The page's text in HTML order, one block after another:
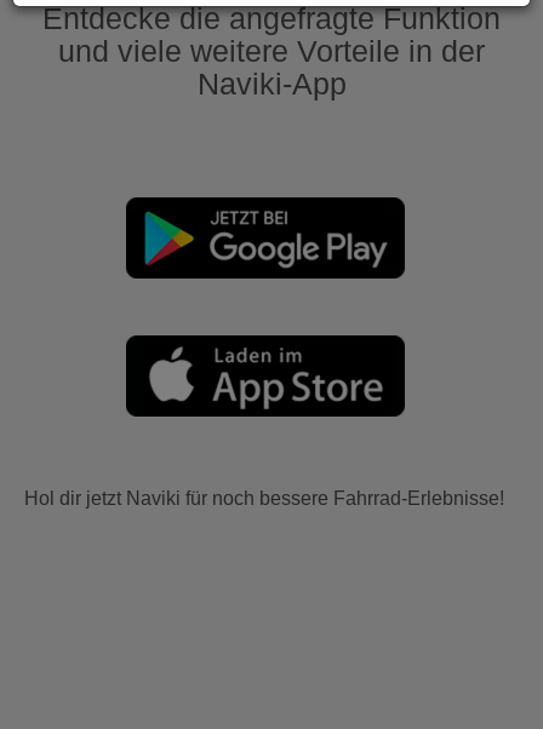
Entdecke die angefragte Funktion
und viele weitere Vorteile in der
Naviki-App
Hol dir jetzt Naviki für noch bessere Fahrrad-Erlebnisse!